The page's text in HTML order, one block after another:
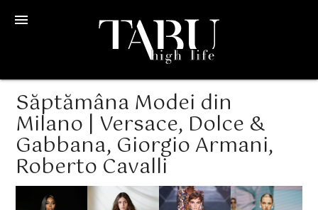
menu
Săptămâna Modei din
Milano | Versace, Dolce &
Gabbana, Giorgio Armani,
Roberto Cavalli